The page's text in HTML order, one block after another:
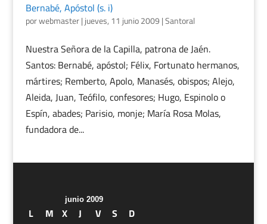
Bernabé, Apóstol (s. i)
porwebmaster| jueves, 11 junio 2009 |Santoral
Nuestra Señora de la Capilla, patrona de Jaén.
Santos: Bernabé, apóstol; Félix, Fortunato hermanos,
mártires; Remberto, Apolo, Manasés, obispos; Alejo,
Aleida, Juan, Teófilo, confesores; Hugo, Espinolo o
Espín, abades; Parisio, monje; María Rosa Molas,
fundadora de...
junio 2009
L M X J V S
D